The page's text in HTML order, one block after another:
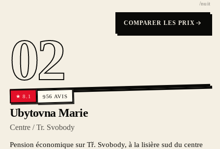
/nuit
COMPARER LES PRIX
02
★8.1 956 AVIS
Ubytovna Marie
Centre / Tr. Svobody
Pension économique sur Tř. Svobody, à la lisière sud du centre